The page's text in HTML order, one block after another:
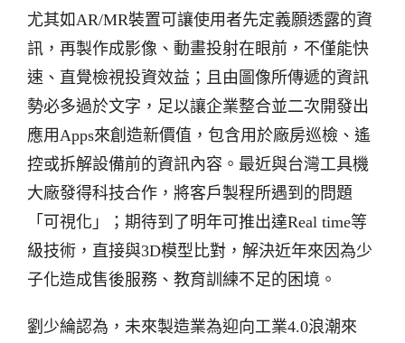
尤其如AR/MR裝置可讓使用者先定義願透露的資
訊，再製作成影像、動畫投射在眼前，不僅能快
速、直覺檢視投資效益；且由圖像所傳遞的資訊
勢必多過於文字，足以讓企業整合並二次開發出
應用Apps來創造新價值，包含用於廠房巡檢、遙
控或拆解設備前的資訊內容。最近與台灣工具機
大廠發得科技合作，將客戶製程所遇到的問題
「可視化」；期待到了明年可推出達Real time等
級技術，直接與3D模型比對，解決近年來因為少
子化造成售後服務、教育訓練不足的困境。
劉少綸認為，未來製造業為迎向工業4.0浪潮來